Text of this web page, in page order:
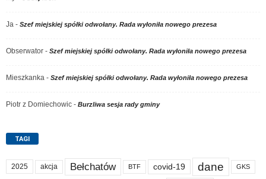
Ja - Szef miejskiej spółki odwołany. Rada wyłoniła nowego prezesa
Obserwator - Szef miejskiej spółki odwołany. Rada wyłoniła nowego prezesa
Mieszkanka - Szef miejskiej spółki odwołany. Rada wyłoniła nowego prezesa
Piotr z Domiechowic - Burzliwa sesja rady gminy
TAGI
2025 akcja Bełchatów BTF covid-19 dane GKS